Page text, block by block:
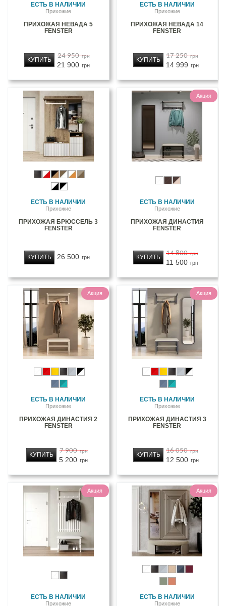
ЕСТЬ В НАЛИЧИИ
Прихожие
ПРИХОЖАЯ НЕВАДА 5
FENSTER
24 950 грн
21 900 грн
КУПИТЬ
ЕСТЬ В НАЛИЧИИ
Прихожие
ПРИХОЖАЯ НЕВАДА 14
FENSTER
17 250 грн
14 999 грн
КУПИТЬ
ЕСТЬ В НАЛИЧИИ
Прихожие
ПРИХОЖАЯ БРЮССЕЛЬ 3
FENSTER
26 500 грн
КУПИТЬ
Акция
ЕСТЬ В НАЛИЧИИ
Прихожие
ПРИХОЖАЯ ДИНАСТИЯ
FENSTER
14 800 грн
11 500 грн
КУПИТЬ
Акция
ЕСТЬ В НАЛИЧИИ
Прихожие
ПРИХОЖАЯ ДИНАСТИЯ 2
FENSTER
7 900 грн
5 200 грн
КУПИТЬ
Акция
ЕСТЬ В НАЛИЧИИ
Прихожие
ПРИХОЖАЯ ДИНАСТИЯ 3
FENSTER
16 050 грн
12 500 грн
КУПИТЬ
Акция
ЕСТЬ В НАЛИЧИИ
Прихожие
Акция
ЕСТЬ В НАЛИЧИИ
Прихожие